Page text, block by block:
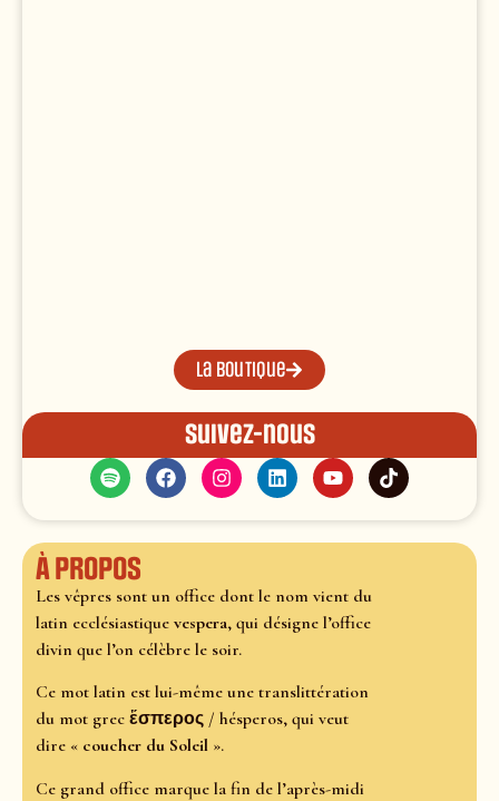
La boutique
Suivez-nous
À propos
Les vêpres sont un office dont le nom vient du
latin ecclésiastique vespera, qui désigne l’office
divin que l’on célèbre le soir.
Ce mot latin est lui-même une translittération
du mot grec ἕσπερος / hésperos, qui veut
dire « coucher du Soleil ».
Ce grand office marque la fin de l’après-midi